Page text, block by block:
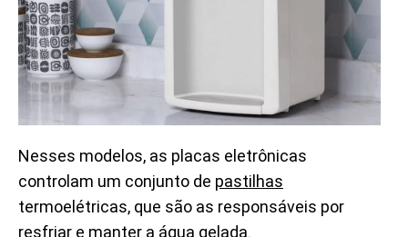
Nesses modelos, as placas eletrônicas
controlam um conjunto de pastilhas
termoelétricas, que são as responsáveis por
resfriar e manter a água gelada.